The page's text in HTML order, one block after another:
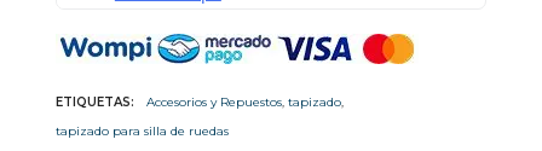
ETIQUETAS: Accesorios y Repuestos, tapizado,
tapizado para silla de ruedas